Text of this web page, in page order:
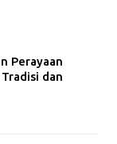
Perayaan
dan